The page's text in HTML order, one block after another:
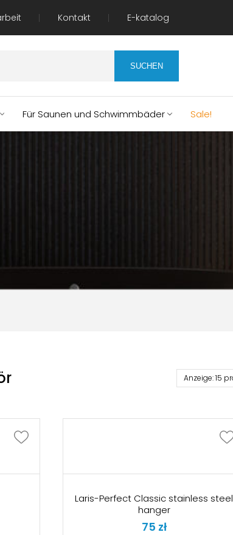
Kontakt E-katalog
Für Saunen und Schwimmbäder Sale!
Laris-Perfect Classic stainless steel
hanger
75 zł